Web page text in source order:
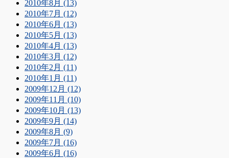
2010年8月 (13)
2010年7月 (12)
2010年6月 (13)
2010年5月 (13)
2010年4月 (13)
2010年3月 (12)
2010年2月 (11)
2010年1月 (11)
2009年12月 (12)
2009年11月 (10)
2009年10月 (13)
2009年9月 (14)
2009年8月 (9)
2009年7月 (16)
2009年6月 (16)